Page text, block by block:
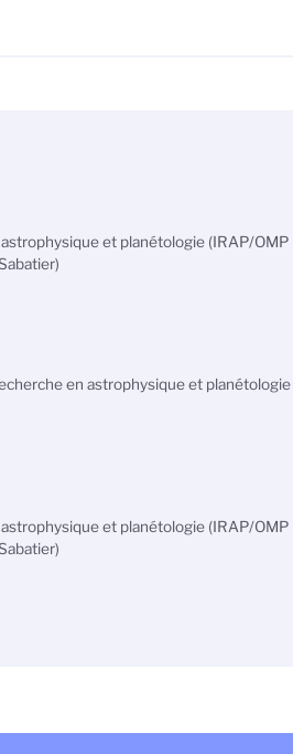
et planétologie (IRAP/OMP
en astrophysique et planétologie
et planétologie (IRAP/OMP